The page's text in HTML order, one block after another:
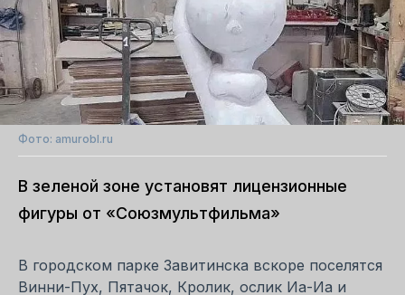
Фото: amurobl.ru
В зеленой зоне установят лицензионные
фигуры от «Союзмультфильма»
В городском парке Завитинска вскоре поселятся
Винни-Пух, Пятачок, Кролик, ослик Иа-Иа и